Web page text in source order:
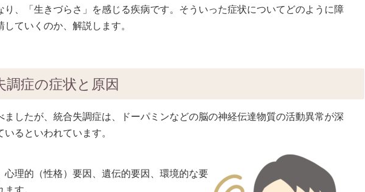
り、「生きづらさ」を感じる疾病です。そういった症状についてどのように障
していくのか、解説します。
調症の症状と原因
ましたが、統合失調症は、ドーパミンなどの脳の神経伝達物質の活動異常が深
いるといわれています。
心理的（性格）要因、遺伝的要因、環境的な要
す。